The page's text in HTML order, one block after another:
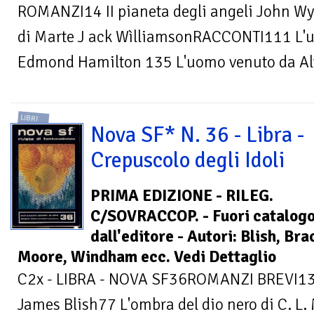
ROMANZI14 II pianeta degli angeli John
di Marte J ack WìlliamsonRACCONTI111
Edmond Hamilton 135 L'uomo venuto da
LIBRI
Nova SF* N. 36 - Libra -
Crepuscolo degli Idoli
PRIMA EDIZIONE - RILEG.
C/SOVRACCOP. - Fuori
dall'editore - Autori: Blish,
Moore, Windham ecc. Vedi Dettaglio
C2x - LIBRA - NOVA SF36ROMANZI
James Blish77 L'ombra del dio nero di C.